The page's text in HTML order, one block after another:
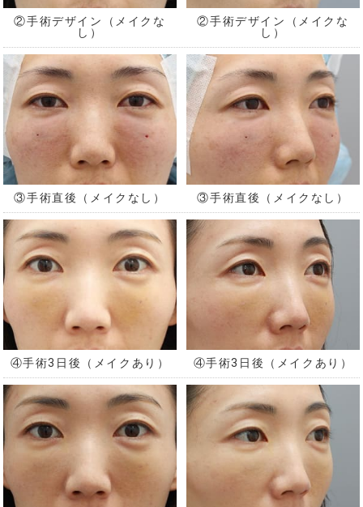
②手術デザイン（メイクな
し）
②手術デザイン（メイクな
し）
③手術直後（メイクなし） ③手術直後（メイクなし）
④手術3日後（メイクあり） ④手術3日後（メイクあり）